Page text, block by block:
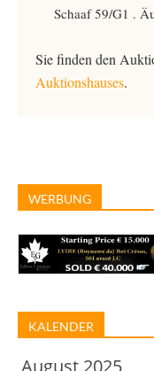
Schaaf 59/G1 ­­.
Sie finden den
Auktionshauses.
WERBUNG
KALENDER